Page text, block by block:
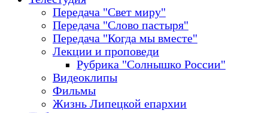
Передача "Свет миру"
Передача "Слово пастыря"
Передача "Когда мы вместе"
Лекции и проповеди
Рубрика "Солнышко России"
Видеоклипы
Фильмы
Жизнь Липецкой епархии